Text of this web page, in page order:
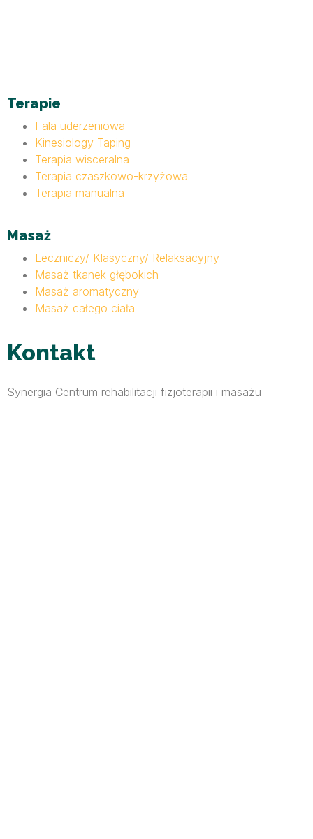
Terapie
Fala uderzeniowa
Kinesiology Taping
Terapia wisceralna
Terapia czaszkowo-krzyżowa
Terapia manualna
Masaż
Leczniczy/ Klasyczny/ Relaksacyjny
Masaż tkanek głębokich
Masaż aromatyczny
Masaż całego ciała
Kontakt
Synergia Centrum rehabilitacji fizjoterapii i masażu